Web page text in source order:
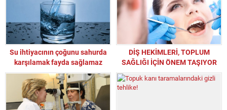
Su ihtiyacının çoğunu sahurda
karşılamak fayda sağlamaz
DİŞ HEKİMLERİ, TOPLUM
SAĞLIĞI İÇİN ÖNEM TAŞIYOR